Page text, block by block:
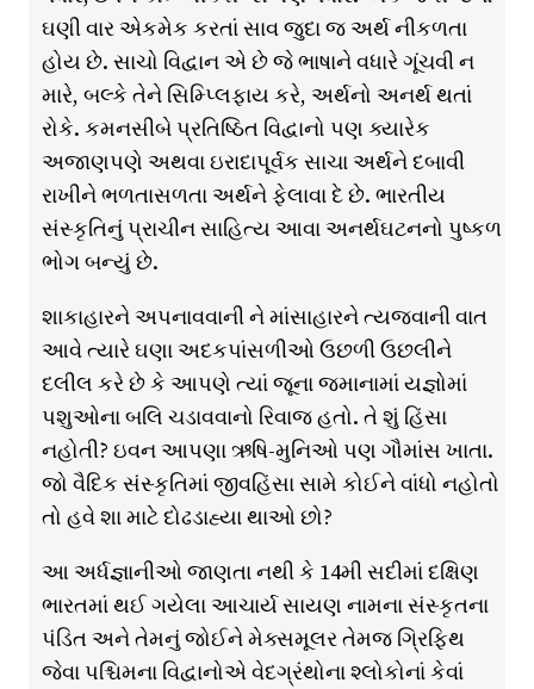
ઘણી વાર એકમેક કરતાં સાવ જુદા જ અર્થ નીકળતા
હોય છે. સાચો વિદ્વાન એ છે જે ભાષાને વધારે ગૂંચવી ન
મારે, બલ્કે તેને સિમ્પ્લિફાય કરે, અર્થનો અનર્થ થતાં
રોકે. કમનસીબે પ્રતિષ્ઠિત વિદ્વાનો પણ ક્યારેક
અજાણપણે અથવા ઇરાદાપૂર્વક સાચા અર્થને દબાવી
રાખીને ભળતાસળતા અર્થને ફેલાવા દે છે. ભારતીય
સંસ્કૃતિનું પ્રાચીન સાહિત્ય આવા અનર્થઘટનનો પુષ્કળ
ભોગ બન્યું છે.
શાકાહારને અપનાવવાની ને માંસાહારને ત્યજવાની વાત
આવે ત્યારે ઘણા અદકપાંસળીઓ ઉછળી ઉછલીને
દલીલ કરે છે કે આપણે ત્યાં જૂના જમાનામાં યજ્ઞોમાં
પશુઓના બલિ ચડાવવાનો રિવાજ હતો. તે શું હિંસા
નહોતી? ઇવન આપણા ઋષિ-મુનિઓ પણ ગૌમાંસ ખાતા.
જો વૈદિક સંસ્કૃતિમાં જીવહિંસા સામે કોઈને વાંધો નહોતો
તો હવે શા માટે દોઢડાહ્યા થાઓ છો?
આ અર્ધજ્ઞાનીઓ જાણતા નથી કે 14મી સદીમાં દક્ષિણ
ભારતમાં થઈ ગયેલા આચાર્ય સાયણ નામના સંસ્કૃતના
પંડિત અને તેમનું જોઈને મેક્સમૂલર તેમજ ગ્રિફિથ
જેવા પશ્ચિમના વિદ્વાનોએ વેદગ્રંથોના શ્લોકોનાં કેવાં